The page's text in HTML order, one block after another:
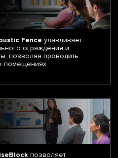
Fence улавливает
ограждения и
позволяя проводить
помещениях
позволяет